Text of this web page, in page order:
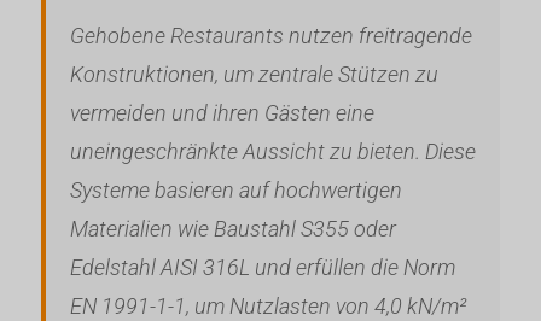
Gehobene Restaurants nutzen freitragende
Konstruktionen, um zentrale Stützen zu
vermeiden und ihren Gästen eine
uneingeschränkte Aussicht zu bieten. Diese
Systeme basieren auf hochwertigen
Materialien wie Baustahl S355 oder
Edelstahl AISI 316L und erfüllen die Norm
EN 1991-1-1, um Nutzlasten von 4,0 kN/m²